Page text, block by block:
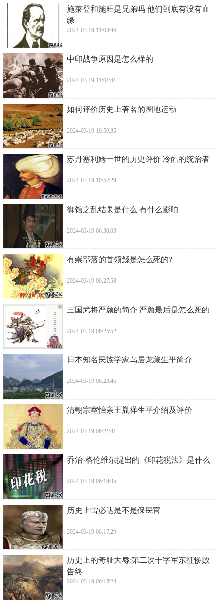
​施莱登和施旺是兄弟吗 他们到底有没有血
缘
2024-03-19 11:03:46
​中印战争原因是怎么样的
2024-03-19 11:01:41
​如何评价历史上著名的圈地运动
2024-03-19 10:59:35
​苏丹塞利姆一世的历史评价 冷酷的统治者
2024-03-19 10:57:29
​御馆之乱结果是什么 有什么影响
2024-03-19 06:30:03
​有崇部落的首领鲧是怎么死的?
2024-03-19 06:27:58
​三国武将严颜的简介 严颜最后是怎么死的
2024-03-19 06:25:52
​日本知名民族学家鸟居龙藏生平简介
2024-03-19 06:23:46
​清朝宗室怡亲王胤祥生平介绍及评价
2024-03-19 06:21:41
​乔治·格伦维尔提出的《印花税法》是什么
2024-03-19 06:19:35
​历史上雷必达是不是保民官
2024-03-19 06:17:29
​历史上的奇耻大辱:第二次十字军东征惨败
告终
2024-03-19 06:15:24